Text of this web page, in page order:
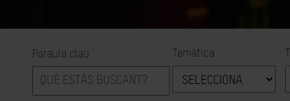
Paraula clau Temàtica